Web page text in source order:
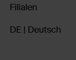
Filialen
DE | Deutsch